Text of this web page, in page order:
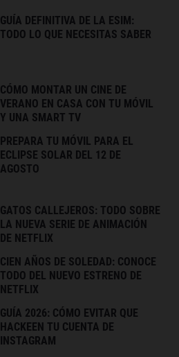
GUÍA DEFINITIVA DE LA ESIM:
TODO LO QUE NECESITAS SABER
CÓMO MONTAR UN CINE DE
VERANO EN CASA CON TU MÓVIL
Y UNA SMART TV
PREPARA TU MÓVIL PARA EL
ECLIPSE SOLAR DEL 12 DE
AGOSTO
GATOS CALLEJEROS: TODO SOBRE
LA NUEVA SERIE DE ANIMACIÓN
DE NETFLIX
CIEN AÑOS DE SOLEDAD: CONOCE
TODO DEL NUEVO ESTRENO DE
NETFLIX
GUÍA 2026: CÓMO EVITAR QUE
HACKEEN TU CUENTA DE
INSTAGRAM